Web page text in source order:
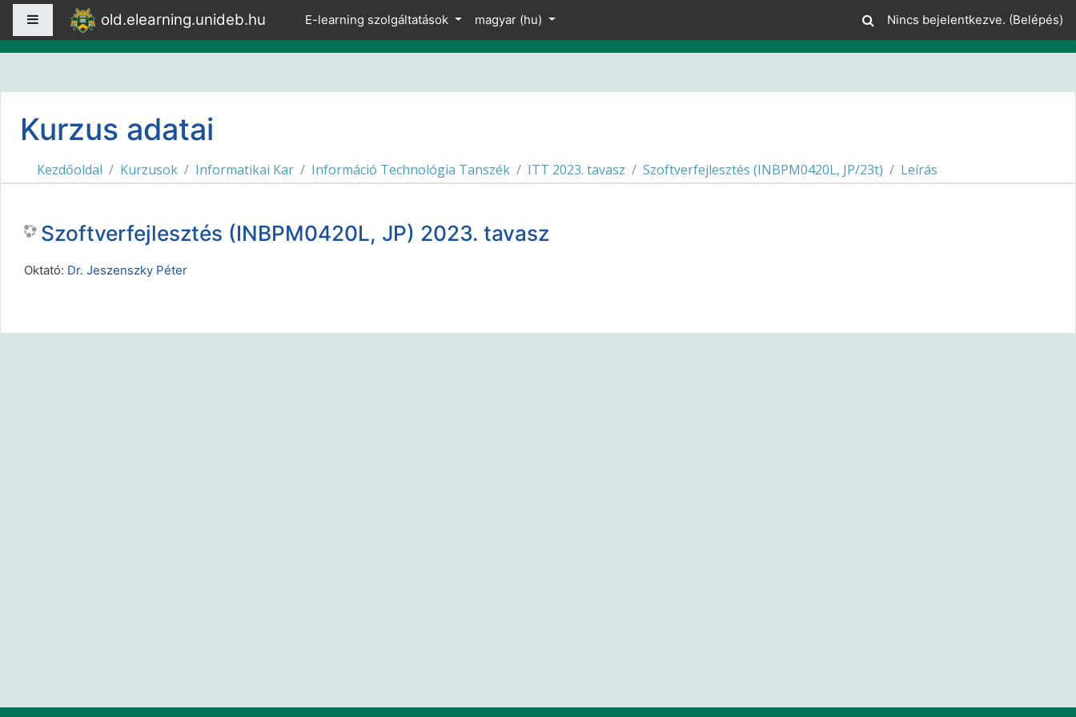
Tovább a fő tartalomhoz
Oldalpanel old.elearning.unideb.hu E-learning szolgáltatások magyar ‎(hu)‎ Nincs bejelentkezve. (Belépés)
Kurzus adatai
Kezdőoldal Kurzusok Informatikai Kar Információ Technológia Tanszék ITT 2023. tavasz Szoftverfejlesztés (INBPM0420L, JP/23t) Leírás
Szoftverfejlesztés (INBPM0420L, JP) 2023. tavasz
Oktató: Dr. Jeszenszky Péter